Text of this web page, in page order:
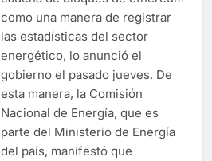
como una manera de registrar
las estadísticas del sector
energético, lo anunció el
gobierno el pasado jueves. De
esta manera, la Comisión
Nacional de Energía, que es
parte del Ministerio de Energía
del país, manifestó que